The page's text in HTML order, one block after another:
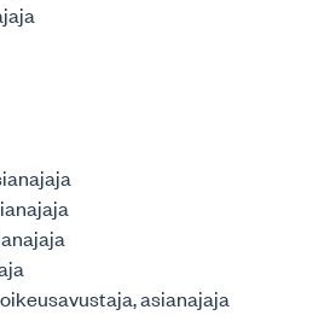
asianajaja